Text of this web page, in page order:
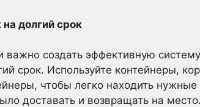
долгий срок
создать эффективную
срок. Используйте контейнеры,
чтобы легко находить
доставать и возвращать на место.